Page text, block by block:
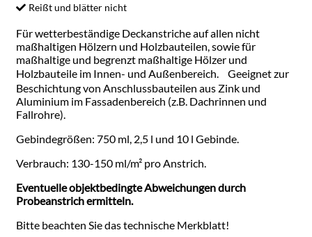
Reißt und blätter nicht
Für wetterbeständige Deckanstriche auf allen nicht
maßhaltigen Hölzern und Holzbauteilen, sowie für
maßhaltige und begrenzt maßhaltige Hölzer und
Holzbauteile im Innen- und Außenbereich. Geeignet zur
Beschichtung von Anschlussbauteilen aus Zink und
Aluminium im Fassadenbereich (z.B. Dachrinnen und
Fallrohre).
Gebindegrößen: 750 ml, 2,5 l und 10 l Gebinde.
Verbrauch: 130-150 ml/m² pro Anstrich.
Eventuelle objektbedingte Abweichungen durch
Probeanstrich ermitteln.
Bitte beachten Sie das technische Merkblatt!